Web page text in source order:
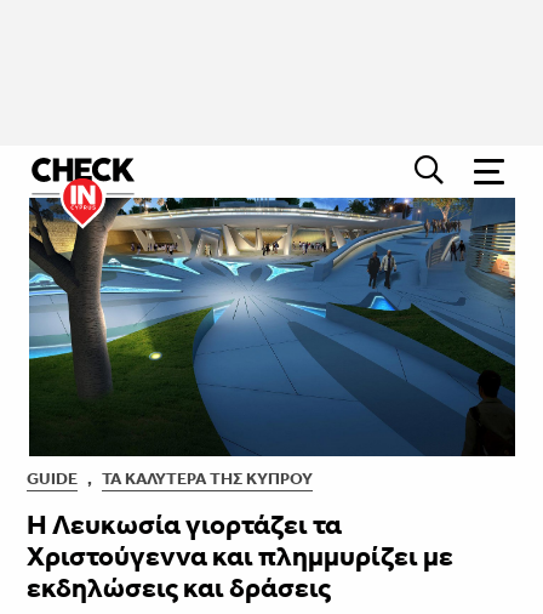
GUIDE , ΤΑ ΚΑΛΎΤΕΡΑ ΤΗΣ ΚΎΠΡΟΥ
Η Λευκωσία γιορτάζει τα
Χριστούγεννα και πλημμυρίζει με
εκδηλώσεις και δράσεις